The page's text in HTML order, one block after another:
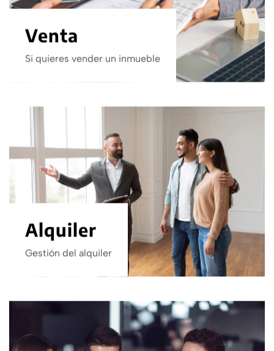
Venta
Si quieres vender un inmueble
Alquiler
Gestión del alquiler